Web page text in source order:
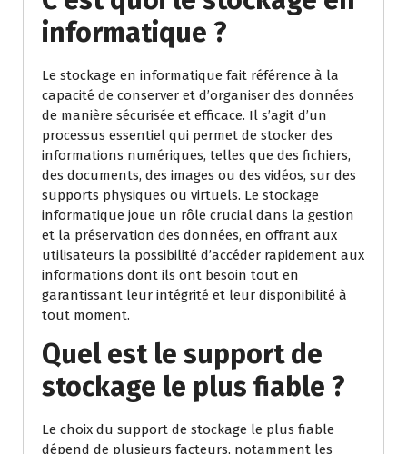
informatique ?
Le stockage en informatique fait référence à la
capacité de conserver et d’organiser des données
de manière sécurisée et efficace. Il s’agit d’un
processus essentiel qui permet de stocker des
informations numériques, telles que des fichiers,
des documents, des images ou des vidéos, sur des
supports physiques ou virtuels. Le stockage
informatique joue un rôle crucial dans la gestion
et la préservation des données, en offrant aux
utilisateurs la possibilité d’accéder rapidement aux
informations dont ils ont besoin tout en
garantissant leur intégrité et leur disponibilité à
tout moment.
Quel est le support de
stockage le plus fiable ?
Le choix du support de stockage le plus fiable
dépend de plusieurs facteurs, notamment les